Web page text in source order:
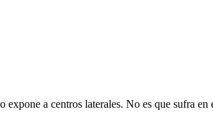
a centros laterales. No es que sufra